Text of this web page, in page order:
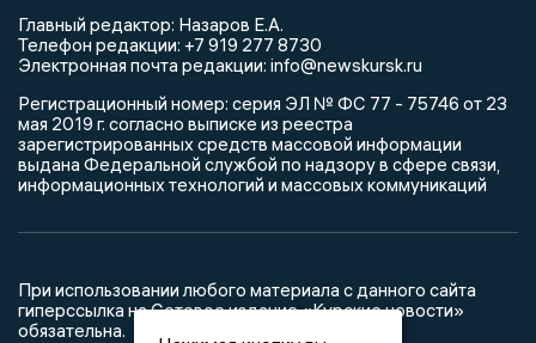
Главный редактор: Назаров Е.А.
Телефон редакции: +7 919 277 8730
Электронная почта редакции: info@newskursk.ru
Регистрационный номер: серия ЭЛ № ФС 77 - 75746 от 23
мая 2019 г. согласно выписке из реестра
зарегистрированных средств массовой информации
выдана Федеральной службой по надзору в сфере связи,
информационных технологий и массовых коммуникаций
При использовании любого материала с данного сайта
гиперссылка на Сетевое издание «Курские новости»
обязательна.